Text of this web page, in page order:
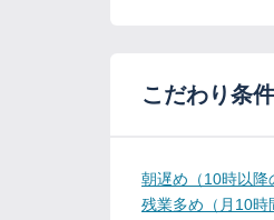
こだわり条
朝遅め（10時以降
残業多め（月10時